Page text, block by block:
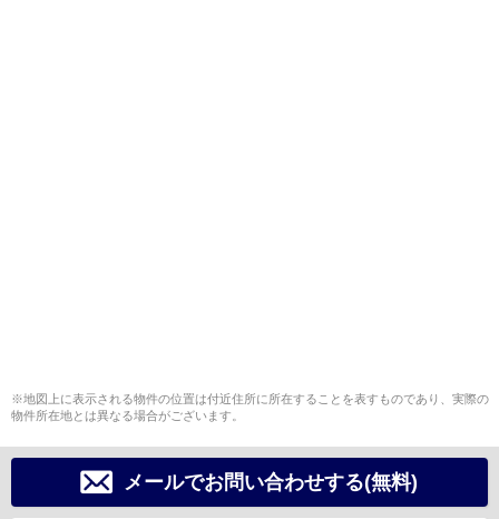
※地図上に表示される物件の位置は付近住所に所在することを表すものであり、実際の
物件所在地とは異なる場合がございます。
メールでお問い合わせする(無料)